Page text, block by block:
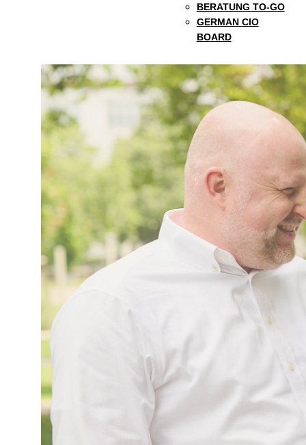
BERATUNG TO-GO
GERMAN CIO
BOARD